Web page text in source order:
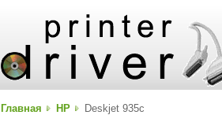
Главная HP Deskjet 935c